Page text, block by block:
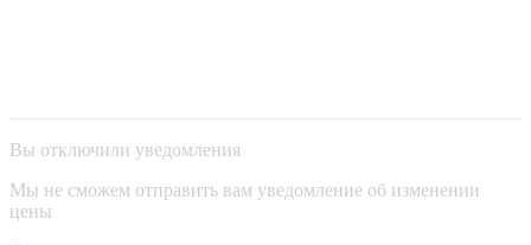
Вы отключили уведомления
Мы не сможем отправить вам уведомление об изменении
цены